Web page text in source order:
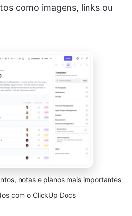
como imagens, links ou
notas e planos mais importantes
com o ClickUp Docs